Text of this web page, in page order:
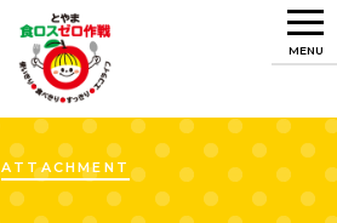
MENU
ATTACHMENT